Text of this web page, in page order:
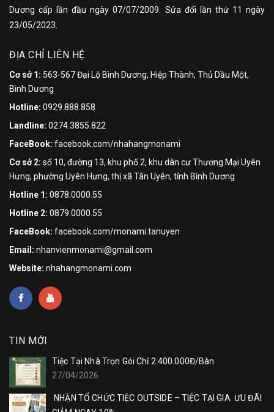
Dương cấp lần đầu ngày 07/07/2009. Sửa đổi lần thứ 11 ngày
23/05/2023.
ĐỊA CHỈ LIÊN HỆ
Cơ sở 1: 563-567 Đại Lộ Bình Dương, Hiệp Thành, Thủ Dầu Một,
Bình Dương
Hotline: 0929.888.858
Landline: 0274.3855.822
FaceBook: facebook.com/nhahangmonami
Cơ sở 2: số 10, đường 13, khu phố 2, khu dân cư Thương Mại Uyên
Hưng, phường Uyên Hưng, thị xã Tân Uyên, tỉnh Bình Dương
Hotline 1: 0878.0000.55
Hotline 2: 0879.0000.55
FaceBook: facebook.com/monami.tanuyen
Email: nhanvienmonami@gmail.com
Website: nhahangmonami.com
TIN MỚI
Tiệc Tại Nhà Trọn Gói Chỉ 2.400.000Đ/Bàn
27/04/2026
NHẬN TỔ CHỨC TIỆC OUTSIDE – TIỆC TẠI GIA ƯU ĐÃI